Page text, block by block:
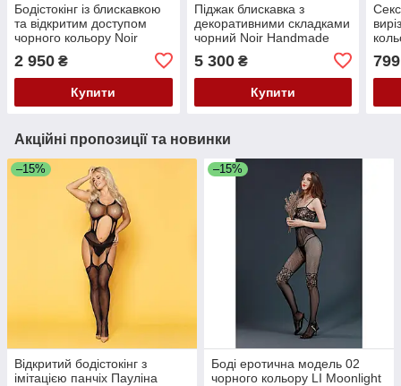
Бодістокінг із блискавкою
та відкритим доступом
чорного кольору Noir
Handmade модель F316
розмір S Кайф
2 950 ₴
Купити
Піджак блискавка з
декоративними складками
чорний Noir Handmade
Кайф
5 300₴
Купити
799
Акційні пропозиції та новинки
–15%
Відкритий бодістокінг з
імітацією панчіх Пауліна
–15%
Боді еротична модель 02
чорного кольору LI Moonlight